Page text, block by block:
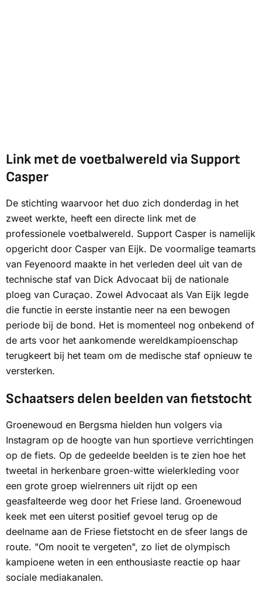
Link met de voetbalwereld via Support
Casper
De stichting waarvoor het duo zich donderdag in het
zweet werkte, heeft een directe link met de
professionele voetbalwereld. Support Casper is namelijk
opgericht door Casper van Eijk. De voormalige teamarts
van Feyenoord maakte in het verleden deel uit van de
technische staf van Dick Advocaat bij de nationale
ploeg van Curaçao. Zowel Advocaat als Van Eijk legde
die functie in eerste instantie neer na een bewogen
periode bij de bond. Het is momenteel nog onbekend of
de arts voor het aankomende wereldkampioenschap
terugkeert bij het team om de medische staf opnieuw te
versterken.
Schaatsers delen beelden van fietstocht
Groenewoud en Bergsma hielden hun volgers via
Instagram op de hoogte van hun sportieve verrichtingen
op de fiets. Op de gedeelde beelden is te zien hoe het
tweetal in herkenbare groen-witte wielerkleding voor
een grote groep wielrenners uit rijdt op een
geasfalteerde weg door het Friese land. Groenewoud
keek met een uiterst positief gevoel terug op de
deelname aan de Friese fietstocht en de sfeer langs de
route. "Om nooit te vergeten", zo liet de olympisch
kampioene weten in een enthousiaste reactie op haar
sociale mediakanalen.